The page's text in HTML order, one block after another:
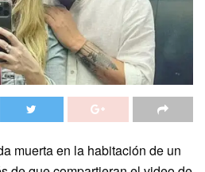
muerta en la habitación de un